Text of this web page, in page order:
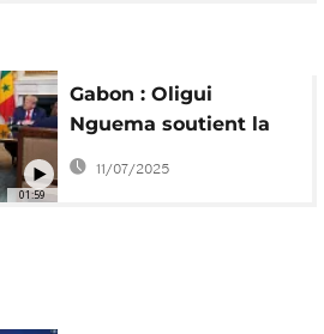
01:59
Gabon : Oligui
Nguema soutient la
candidature de Trump
au Nobel de la Paix
11/07/2025